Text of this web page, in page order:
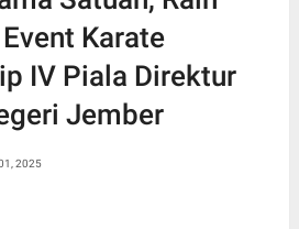
Karate
IV Piala Direktur
Jember
2025